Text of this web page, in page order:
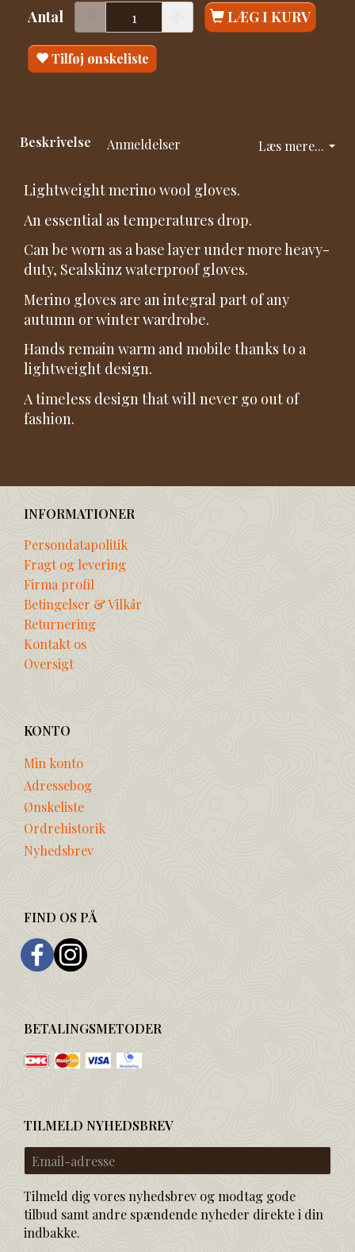
Antal LÆG I KURV
Tilføj ønskeliste
Læs mere...
Beskrivelse Anmeldelser
Lightweight merino wool gloves.
An essential as temperatures drop.
Can be worn as a base layer under more heavy-
duty, Sealskinz waterproof gloves.
Merino gloves are an integral part of any
autumn or winter wardrobe.
Hands remain warm and mobile thanks to a
lightweight design.
A timeless design that will never go out of
fashion.
INFORMATIONER
Persondatapolitik
Fragt og levering
Firma profil
Betingelser & Vilkår
Returnering
Kontakt os
Oversigt
KONTO
Min konto
Adressebog
Ønskeliste
Ordrehistorik
Nyhedsbrev
FIND OS PÅ
BETALINGSMETODER
TILMELD NYHEDSBREV
Email-
adresse
Tilmeld dig vores nyhedsbrev og modtag gode
tilbud samt andre spændende nyheder direkte i din
indbakke.